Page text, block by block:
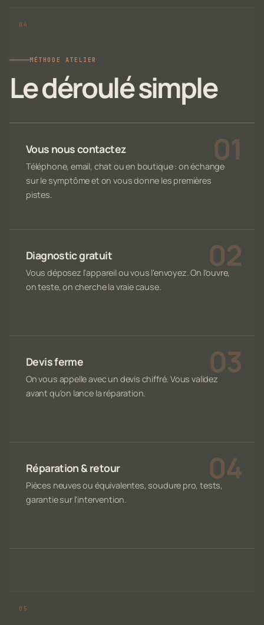
MÉTHODE ATELIER
Le déroulé simple
Vous nous contactez
Téléphone, email, chat ou en boutique : on échange
sur le symptôme et on vous donne les premières
pistes.
Diagnostic gratuit
Vous déposez l'appareil ou vous l'envoyez. On l'ouvre,
on teste, on cherche la vraie cause.
Devis ferme
On vous appelle avec un devis chiffré. Vous validez
avant qu'on lance la réparation.
Réparation & retour
Pièces neuves ou équivalentes, soudure pro, tests,
garantie sur l'intervention.